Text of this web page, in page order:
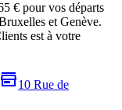
€ pour vos départs
et Genève.
est à votre
10 Rue de